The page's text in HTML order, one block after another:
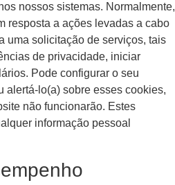
nossos sistemas. Normalmente,
resposta a ações levadas a cabo
uma solicitação de serviços, tais
de privacidade, iniciar
Pode configurar o seu
alertá-lo(a) sobre esses cookies,
não funcionarão. Estes
informação pessoal